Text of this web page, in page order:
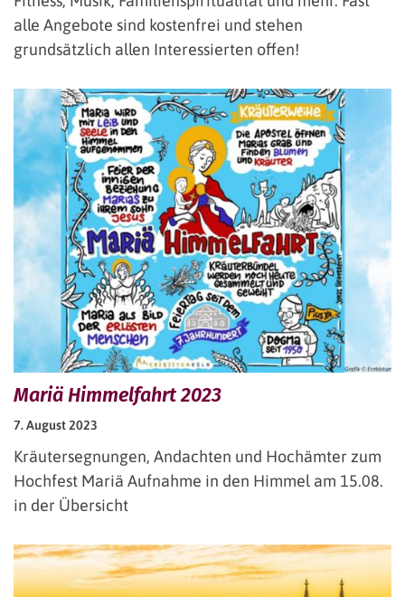
alle Angebote sind kostenfrei und stehen
grundsätzlich allen Interessierten offen!
Mariä Himmelfahrt 2023
7. August 2023
Kräutersegnungen, Andachten und Hochämter zum
Hochfest Mariä Aufnahme in den Himmel am 15.08.
in der Übersicht